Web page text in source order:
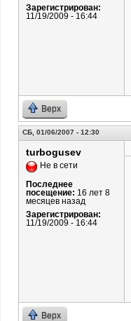
Зарегистрирован:
11/19/2009 - 16:44
Верх
СБ, 01/06/2007 - 12:30
turbogusev
Не в сети
Последнее
посещение: 16 лет 8
месяцев назад
Зарегистрирован:
11/19/2009 - 16:44
Верх